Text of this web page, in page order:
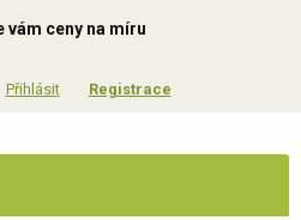
vám ceny na míru
Přihlásit Registrace